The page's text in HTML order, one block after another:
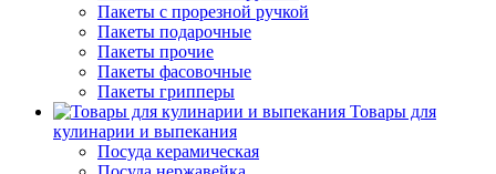
Пакеты с прорезной ручкой
Пакеты подарочные
Пакеты прочие
Пакеты фасовочные
Пакеты грипперы
Товары для
кулинарии и выпекания
Посуда керамическая